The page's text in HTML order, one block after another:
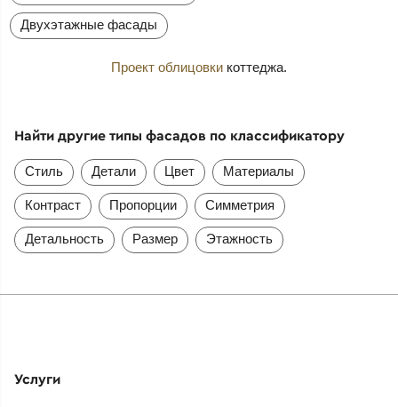
Двухэтажные фасады
Проект облицовки коттеджа.
Найти другие типы фасадов по классификатору
Стиль Детали Цвет Материалы
Контраст Пропорции Симметрия
Детальность Размер Этажность
Услуги